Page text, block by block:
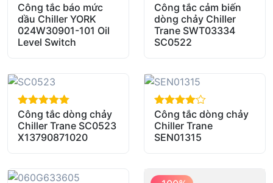
out of 5
Công tắc báo mức
dầu Chiller YORK
024W30901-101 Oil
Level Switch
out of 5
Công tắc cảm biến
dòng chảy Chiller
Trane SWT03334
SC0522
out of 5
Công tắc dòng chảy
Chiller Trane SC0523
X13790871020
out of 5
Công tắc dòng chảy
Chiller Trane
SEN01315